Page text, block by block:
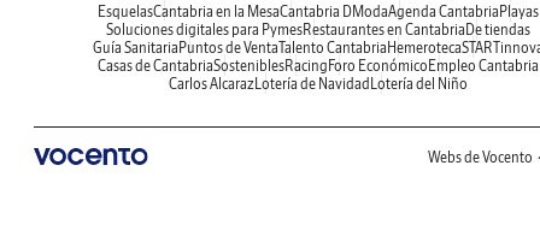
EsquelasCantabria en la MesaCantabria DModaAgenda Cantabria Playas
Soluciones digitales para PymesRestaurantes en Cantabria De tiendas
Guía Sanitaria Puntos de VentaTalento Cantabria Hemeroteca
Casas de CantabriaSosteniblesRacing Foro Económico Empleo Cantabria
Carlos Alcaraz Lotería de Navidad Lotería del Niño
Webs de Vocento